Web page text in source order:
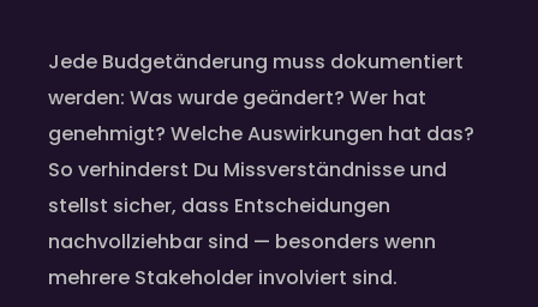
Jede Budgetänderung muss dokumentiert
werden: Was wurde geändert? Wer hat
genehmigt? Welche Auswirkungen hat das?
So verhinderst Du Missverständnisse und
stellst sicher, dass Entscheidungen
nachvollziehbar sind — besonders wenn
mehrere Stakeholder involviert sind.